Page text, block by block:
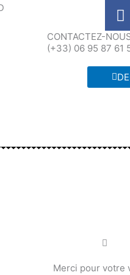
F
a
c
e
b
o
CONTACTEZ-
(+33) 06 95 87 61
Merci pour votre